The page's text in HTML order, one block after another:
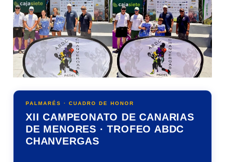
PALMARÉS · CUADRO DE HONOR
XII CAMPEONATO DE CANARIAS
DE MENORES · TROFEO ABDC
CHANVERGAS